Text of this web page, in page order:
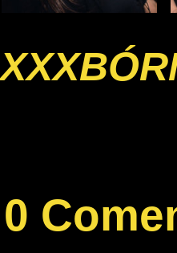
0